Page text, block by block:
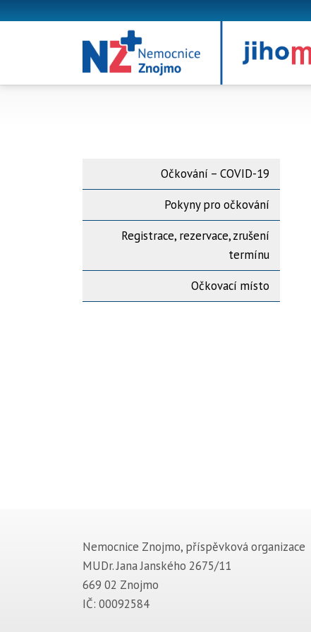
Očkování – COVID-19
Pokyny pro očkování
Registrace, rezervace, zrušení
termínu
Očkovací místo
Nemocnice Znojmo, příspěvková organizace
MUDr. Jana Janského 2675/11
669 02 Znojmo
IČ: 00092584